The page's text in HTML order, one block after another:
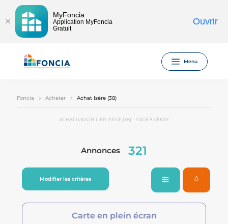
MyFoncia
Application MyFoncia
Gratuit
Ouvrir
Menu
Foncia Acheter Achat Isère (38)
ACHAT IMMOBILIER ISÈRE (38) - PAGE 8 VENTE
Annonces 321
Modifier les critères
Carte en plein écran